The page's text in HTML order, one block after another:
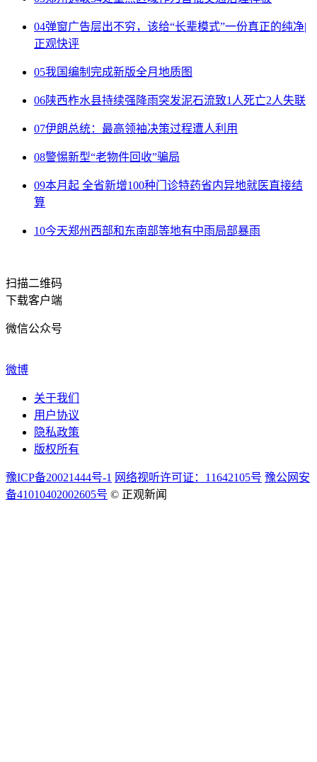
04弹窗广告层出不穷，该给“长辈模式”一份真正的纯净|
正观快评
05我国编制完成新版全月地质图
06陕西柞水县持续强降雨突发泥石流致1人死亡2人失联
07伊朗总统：最高领袖决策过程遭人利用
08警惕新型“老物件回收”骗局
09本月起 全省新增100种门诊特药省内异地就医直接结
算
10今天郑州西部和东南部等地有中雨局部暴雨
扫描二维码
下载客户端
微信公众号
微博
关于我们
用户协议
隐私政策
版权所有
豫ICP备20021444号-1 网络视听许可证：11642105号 豫公网安
备41010402002605号 © 正观新闻